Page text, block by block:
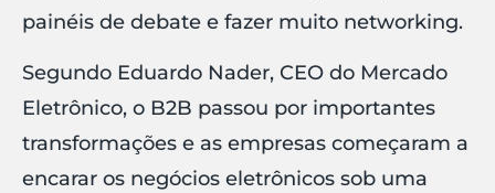
painéis de debate e fazer muito networking.
Segundo Eduardo Nader, CEO do Mercado
Eletrônico, o B2B passou por importantes
transformações e as empresas começaram a
encarar os negócios eletrônicos sob uma